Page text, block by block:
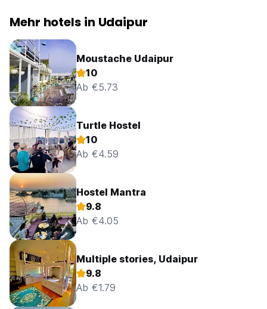
Mehr hotels in Udaipur
Moustache Udaipur
10
Ab €5.73
Turtle Hostel
10
Ab €4.59
Hostel Mantra
9.8
Ab €4.05
Multiple stories, Udaipur
9.8
Ab €1.79